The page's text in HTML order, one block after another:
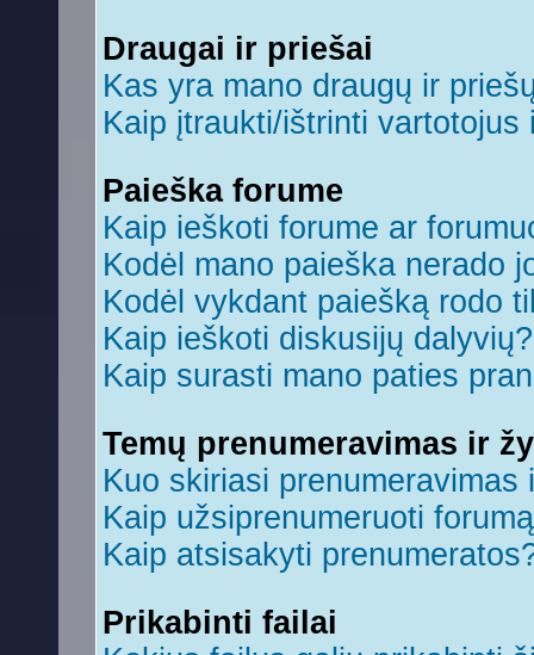
Draugai ir priešai
Kas yra mano draugų ir
Kaip įtraukti/ištrinti
Paieška forume
Kaip ieškoti forume ar
Kodėl mano paieška nerado
Kodėl vykdant paiešką rodo
Kaip ieškoti diskusijų dalyvių?
Kaip surasti mano paties
Temų prenumeravimas ir
Kuo skiriasi prenumeravimas
Kaip užsiprenumeruoti
Kaip atsisakyti
Prikabinti failai